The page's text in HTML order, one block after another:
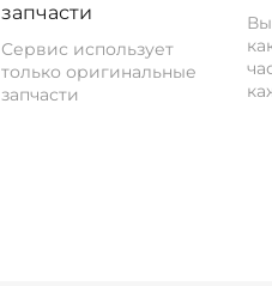
запчасти
Сервис использует
только оригинальные
запчасти
Вы